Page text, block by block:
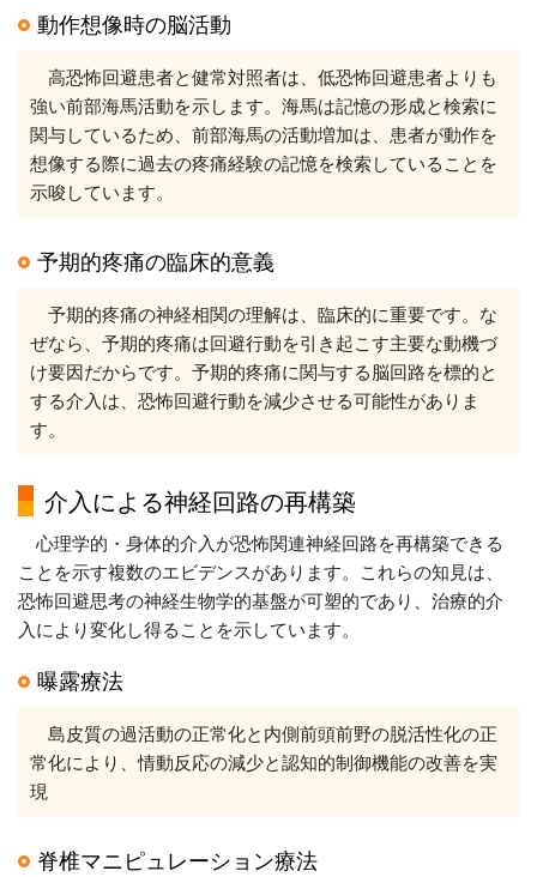
動作想像時の脳活動
高恐怖回避患者と健常対照者は、低恐怖回避患者よりも
強い前部海馬活動を示します。海馬は記憶の形成と検索に
関与しているため、前部海馬の活動増加は、患者が動作を
想像する際に過去の疼痛経験の記憶を検索していることを
示唆しています。
予期的疼痛の臨床的意義
予期的疼痛の神経相関の理解は、臨床的に重要です。な
ぜなら、予期的疼痛は回避行動を引き起こす主要な動機づ
け要因だからです。予期的疼痛に関与する脳回路を標的と
する介入は、恐怖回避行動を減少させる可能性がありま
す。
介入による神経回路の再構築
心理学的・身体的介入が恐怖関連神経回路を再構築できる
ことを示す複数のエビデンスがあります。これらの知見は、
恐怖回避思考の神経生物学的基盤が可塑的であり、治療的介
入により変化し得ることを示しています。
曝露療法
島皮質の過活動の正常化と内側前頭前野の脱活性化の正
常化により、情動反応の減少と認知的制御機能の改善を実
現
脊椎マニピュレーション療法